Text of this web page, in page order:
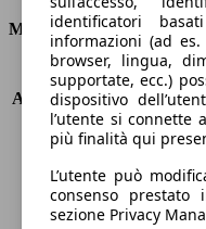
Motore e Prestazioni
KW (PS)
Accelerazione (0-100 km/
Velocità massima (km/h)
Numero di marce
Coppia
Cilindrata
Carburante
identificatori
informazioni (ad
browser, lingua,
supportate, ecc.)
dispositivo
l’utente si connette
più finalità qui
L’utente può
consenso prestato
sezione Privacy